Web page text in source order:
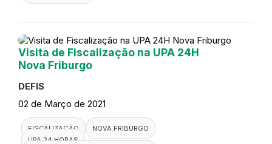
Visita de Fiscalização na UPA 24H
Nova Friburgo
DEFIS
02 de Março de 2021
FISCALIZAÇÃO
NOVA FRIBURGO
UPA 24 HORAS